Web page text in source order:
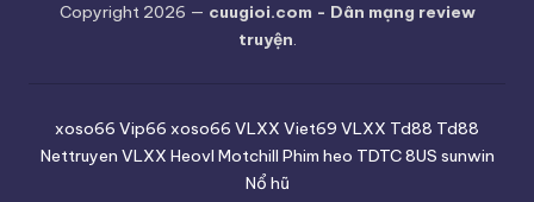
Copyright 2026 — cuugioi.com - Dân mạng review
truyện.
xoso66 Vip66 xoso66 VLXX Viet69 VLXX Td88 Td88
Nettruyen VLXX Heovl Motchill Phim heo TDTC8US sunwin
Nổ hũ